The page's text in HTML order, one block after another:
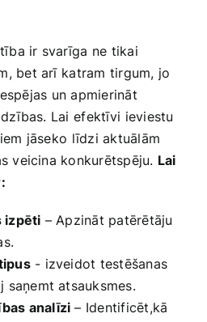
ir svarīga ⁣ne tikai
‍bet arī ⁢katram tirgum, ​jo
un apmierināt
Lai ⁣efektīvi⁣ ieviestu
jāseko⁣ līdzi ‍aktuālām
veicina konkurētspēju. Lai
izpēti – Apzināt patērētāju
‍- izveidot testēšanas⁢
saņemt atsauksmes.
‍analīzi – Identificēt,kā